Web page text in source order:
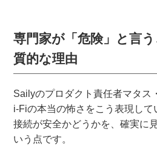
専門家が「危険」と言
質的な理由
Sailyのプロダクト責任者マタス
i-Fiの本当の怖さをこう表現し
接続が安全かどうかを、確実に
いう点です。